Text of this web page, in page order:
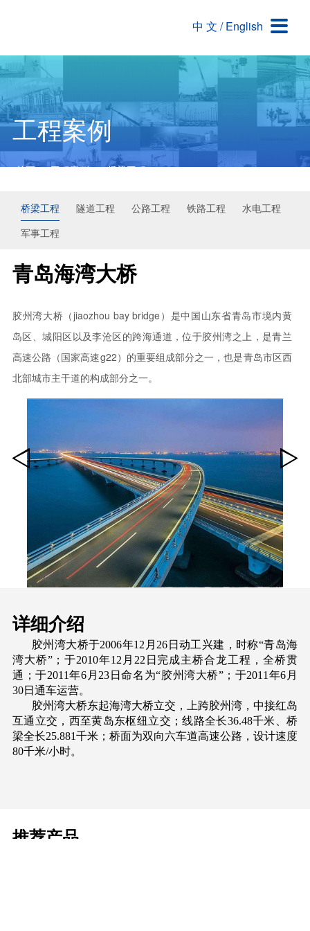
公司介绍
企业文化
荣誉资质
交通/民用工程类解决方案
耐火材料类解决方案
交通/民用工程领域用产品
耐火材料领域用产品
新闻信息
行业动态
桥梁工程
隧道工程
公路工程
军事工程

中 文 / English
工程案例
首页 > 工程案例 > 桥梁工程
桥梁工程 隧道工程 公路工程 铁路工程
水电工程
军事工程
青岛海湾大桥
胶州湾大桥（jiaozhou bay bridge）是中国山东省青岛市境内黄
岛区、城阳区以及李沧区的跨海通道，位于胶州湾之上，是青兰
高速公路（国家高速g22）的重要组成部分之一，也是青岛市区西
北部城市主干道的构成部分之一。
详细介绍
胶州湾大桥于2006年12月26日动工兴建，时称“青岛海
湾大桥”；于2010年12月22日完成主桥合龙工程，全桥贯
通；于2011年6月23日命名为“胶州湾大桥”；于2011年6月
30日通车运营。
胶州湾大桥东起海湾大桥立交，上跨胶州湾，中接红岛
互通立交，西至黄岛东枢纽立交；线路全长36.48千米、桥
梁全长25.881千米；桥面为双向六车道高速公路，设计速度
80千米/小时。
推荐产品